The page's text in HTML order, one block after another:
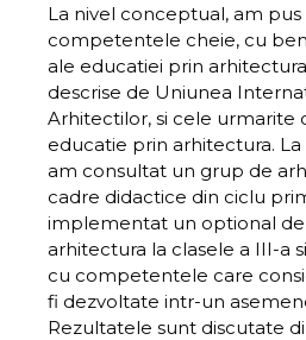
La nivel conceptual, am pus
competentele cheie, cu
ale educatiei prin
descrise de Uniunea
Arhitectilor, si cele urmarite
educatie prin arhitectura.
am consultat un grup de
cadre didactice din ciclu
implementat un optional
arhitectura la clasele a III-a
cu competentele care
fi dezvoltate intr-un
Rezultatele sunt discutate